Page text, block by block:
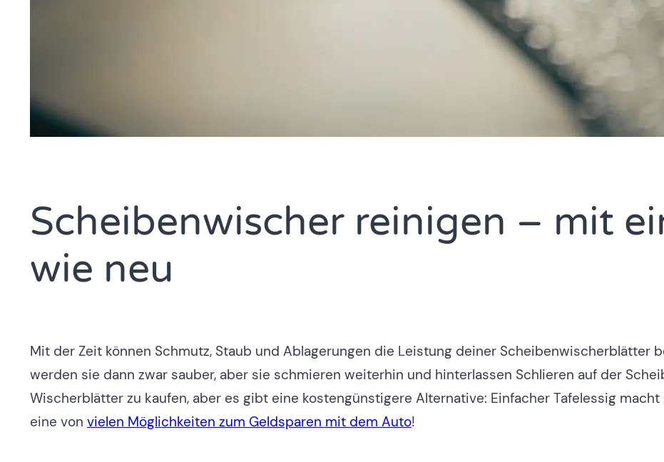
Scheibenwischer reinigen – mit
wie neu
Mit der Zeit können Schmutz, Staub und Ablagerungen die Leistung deiner Scheibenwischerblätter
werden sie dann zwar sauber, aber sie schmieren weiterhin und hinterlassen Schlieren auf der
Wischerblätter zu kaufen, aber es gibt eine kostengünstigere Alternative: Einfacher Tafelessig
eine von vielen Möglichkeiten zum Geldsparen mit dem Auto!